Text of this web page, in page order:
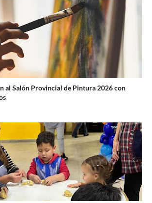
al Salón Provincial de Pintura 2026 con